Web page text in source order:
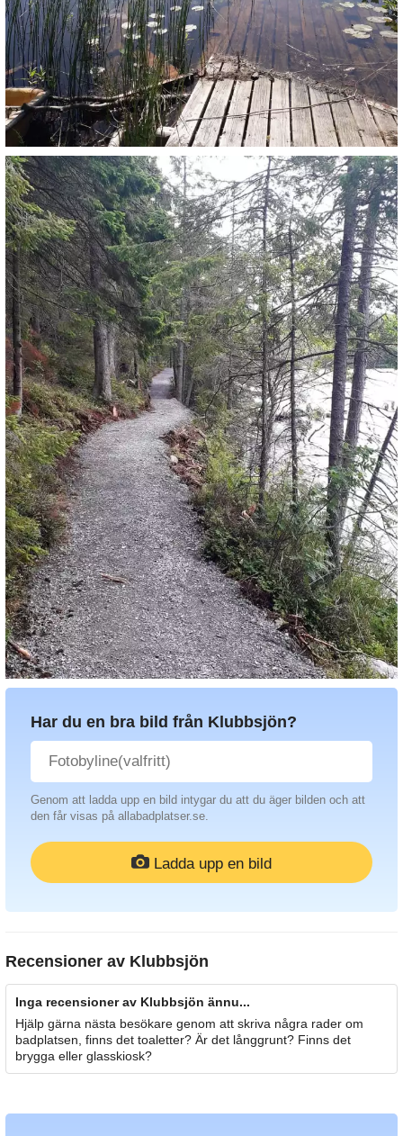
Har du en bra bild från Klubbsjön?
Genom att ladda upp en bild intygar du att du äger bilden och att
den får visas på allabadplatser.se.
Ladda upp en bild
Recensioner av Klubbsjön
Inga recensioner av Klubbsjön ännu...
Hjälp gärna nästa besökare genom att skriva några rader om
badplatsen, finns det toaletter? Är det långgrunt? Finns det
brygga eller glasskiosk?